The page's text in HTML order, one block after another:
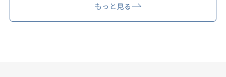
もっと見る